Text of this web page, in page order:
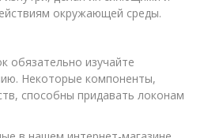
окружающей среды.
обязательно изучайте
Некоторые компоненты,
способны придавать локонам